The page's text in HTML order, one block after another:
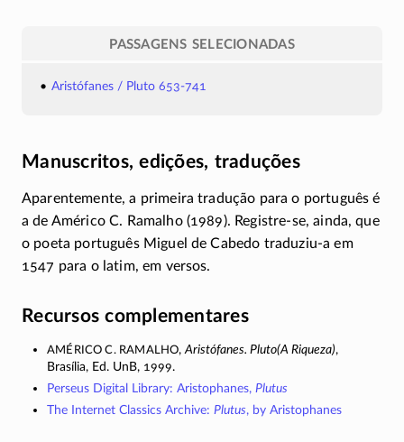
PASSAGENS SELECIONADAS
Aristófanes / Pluto 653-741
Manuscritos, edições, traduções
Aparentemente, a primeira tradução para o português é
a de Américo C. Ramalho (1989). Registre-se, ainda, que
o poeta português Miguel de Cabedo traduziu-a em
1547 para o latim, em versos.
Recursos complementares
Américo C. Ramalho,Aristófanes. Pluto(A Riqueza),
Brasília, Ed. UnB, 1999.
Perseus Digital Library: Aristophanes, Plutus
The Internet Classics Archive: Plutus, by Aristophanes